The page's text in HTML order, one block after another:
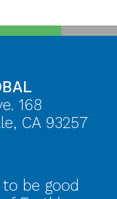
168
CA 93257
be good